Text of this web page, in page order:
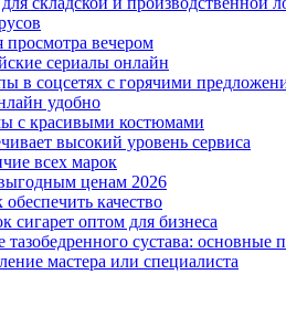
вечером
сериалы онлайн
в соцсетях с горячими
удобно
с красивыми костюмами
высокий уровень сервиса
всех марок
ценам 2026
качество
сигарет оптом для бизнеса
сустава: основные
мастера или специалиста